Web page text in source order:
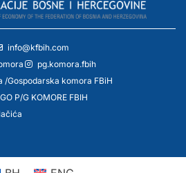
info@kfbih.com
pg.komora.fbih
/Gospodarska komora FBiH
P/G KOMORE FBIH